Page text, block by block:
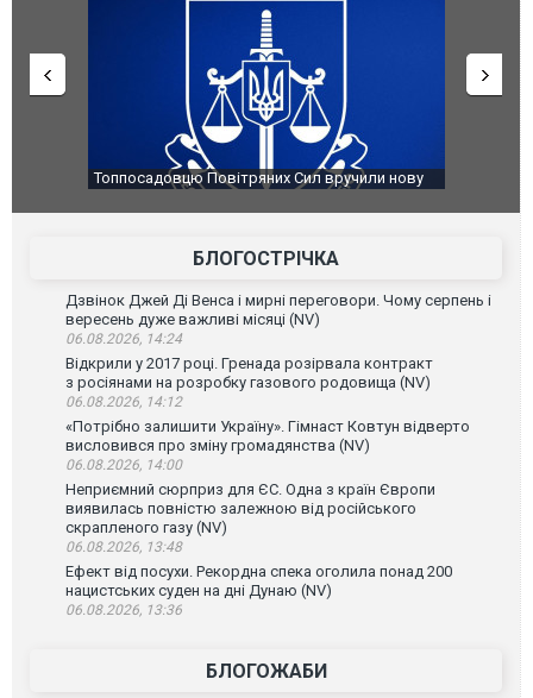
Сили оборони уразили Ярославський НПЗ:
губернатор регіону заявив про наймасштабнішу
атаку. ВІДЕО
Неймар
БЛОГОСТРІЧКА
Дзвінок Джей Ді Венса і мирні переговори. Чому серпень і
вересень дуже важливі місяці (NV)
06.08.2026, 14:24
Відкрили у 2017 році. Гренада розірвала контракт
з росіянами на розробку газового родовища (NV)
06.08.2026, 14:12
«Потрібно залишити Україну». Гімнаст Ковтун відверто
висловився про зміну громадянства (NV)
06.08.2026, 14:00
Неприємний сюрприз для ЄС. Одна з країн Європи
виявилась повністю залежною від російського
скрапленого газу (NV)
06.08.2026, 13:48
Ефект від посухи. Рекордна спека оголила понад 200
нацистських суден на дні Дунаю (NV)
06.08.2026, 13:36
БЛОГОЖАБИ